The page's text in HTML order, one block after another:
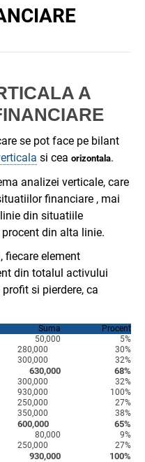
A
se pot face pe bilant
si cea orizontala.
analizei verticale, care
financiare , mai
din situatiile
din alta linie.
fiecare element
din totalul activului
si pierdere, ca
Suma
Procent
50,000
5%
30%
32%
630,000 68%
32%
100%
27%
38%
65%
80,000
9%
27%
930,000 100%